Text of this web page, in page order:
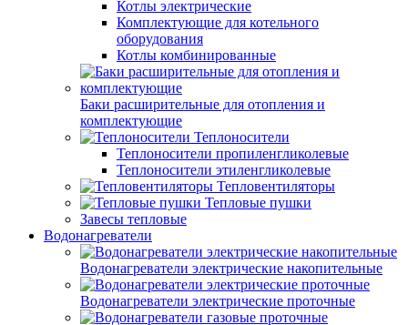
Котлы электрические
Комплектующие для котельного
оборудования
Котлы комбинированные
Баки расширительные для отопления и
комплектующие
Теплоносители
Теплоносители пропиленгликолевые
Теплоносители этиленгликолевые
Тепловентиляторы
Тепловые пушки
Завесы тепловые
Водонагреватели
Водонагреватели электрические накопительные
Водонагреватели электрические проточные